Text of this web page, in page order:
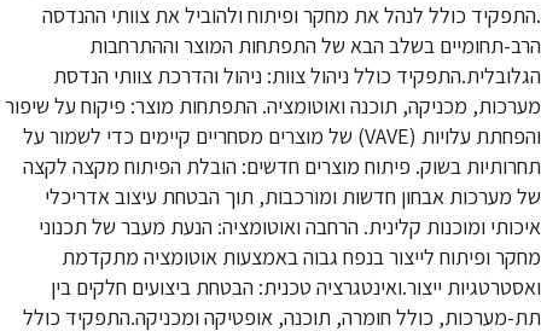
.התפקיד כולל לנהל את מחקר ופיתוח ולהוביל את צוותי ההנדסה
הרב-תחומיים בשלב הבא של התפתחות המוצר וההתרחבות
הגלובלית.התפקיד כולל ניהול צוות: ניהול והדרכת צוותי הנדסת
מערכות, מכניקה, תוכנה ואוטומציה. התפתחות מוצר: פיקוח על שיפור
והפחתת עלויות (VAVE) של מוצרים מסחריים קיימים כדי לשמור על
תחרותיות בשוק. פיתוח מוצרים חדשים: הובלת הפיתוח מקצה לקצה
של מערכות אבחון חדשות ומורכבות, תוך הבטחת עיצוב אדריכלי
איכותי ומוכנות קלינית. הרחבה ואוטומציה: הנעת מעבר של תכנוני
מחקר ופיתוח לייצור בנפח גבוה באמצעות אוטומציה מתקדמת
ואסטרטגיות ייצור.ואינטגרציה טכנית: הבטחת ביצועים חלקים בין
תת-מערכות, כולל חומרה, תוכנה, אופטיקה ומכניקה.התפקיד כולל